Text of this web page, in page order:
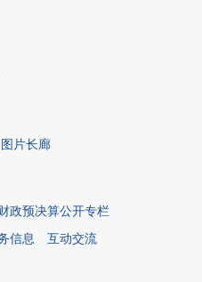
图片长廊
政预决算公开专栏
信息 互动交流